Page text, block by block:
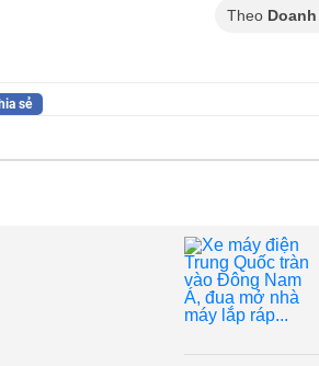
Theo
sẻ
Xe máy điện Trung Quốc
tràn vào Đông Nam Á, đua
mở nhà máy lắp ráp...